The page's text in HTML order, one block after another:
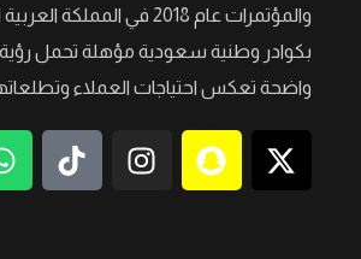
والمؤتمرات عام 2018 في المملكة
بكوادر وطنية سعودية مؤهلة تحمل
واضحة تعكس احتياجات العملاء